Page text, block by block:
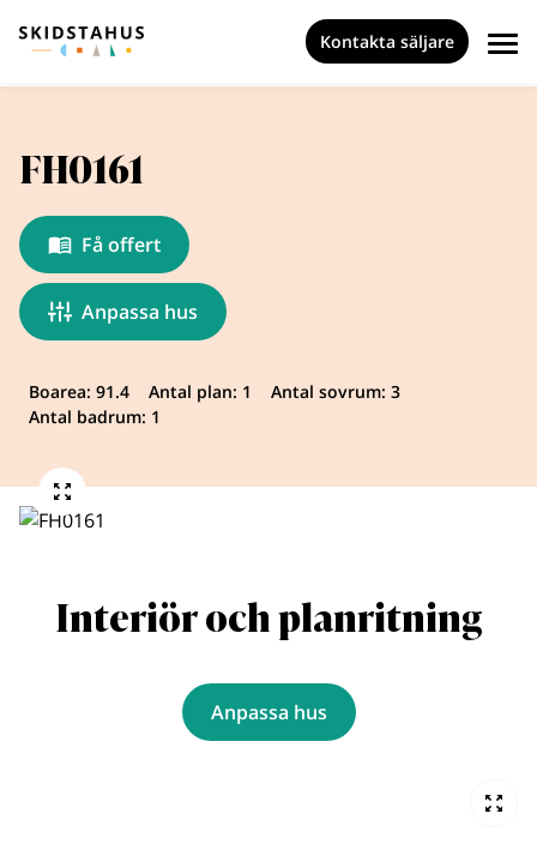
Kontakta säljare
FH0161
Få offert
Anpassa hus
Boarea: 91.4 Antal plan: 1
Antal sovrum: 3
Antal badrum: 1
Interiör och planritning
Anpassa hus